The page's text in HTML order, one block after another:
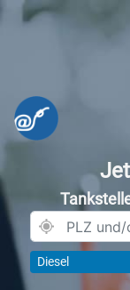
Diesel